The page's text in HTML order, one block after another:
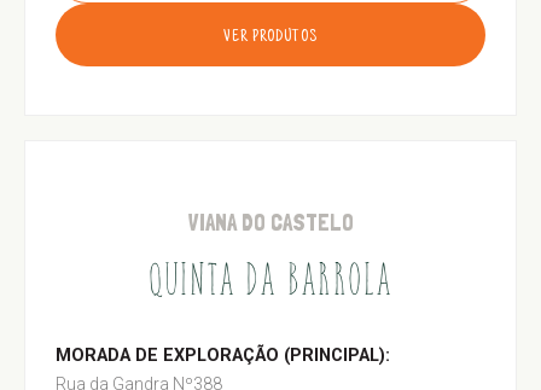
VER PRODUTOS
VIANA DO CASTELO
QUINTA DA BARROLA
MORADA DE EXPLORAÇÃO (PRINCIPAL):
Rua da Gandra Nº388